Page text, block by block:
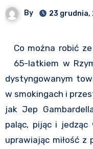
By 23 grudnia,
Co można robić ze swoim życiem, będąc bogatym
65-latkiem w
dystyngowanym
w smokingach i
jak Jep
paląc, pijąc i jedząc
uprawiając miłość